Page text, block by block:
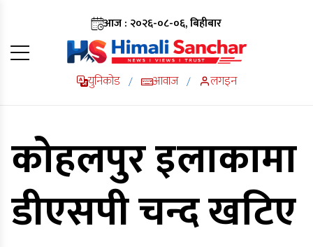
आज : २०२६-०८-०६, बिहीबार
युनिकोड / आवाज / लगइन
कोहलपुर इलाकामा
डीएसपी चन्द खटिए